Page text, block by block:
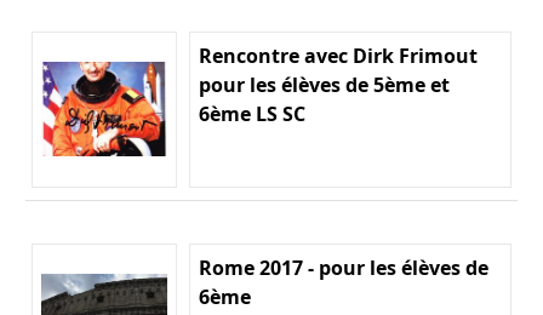
Rencontre avec Dirk Frimout
pour les élèves de 5ème et
6ème LS SC
Rome 2017 - pour les élèves de
6ème